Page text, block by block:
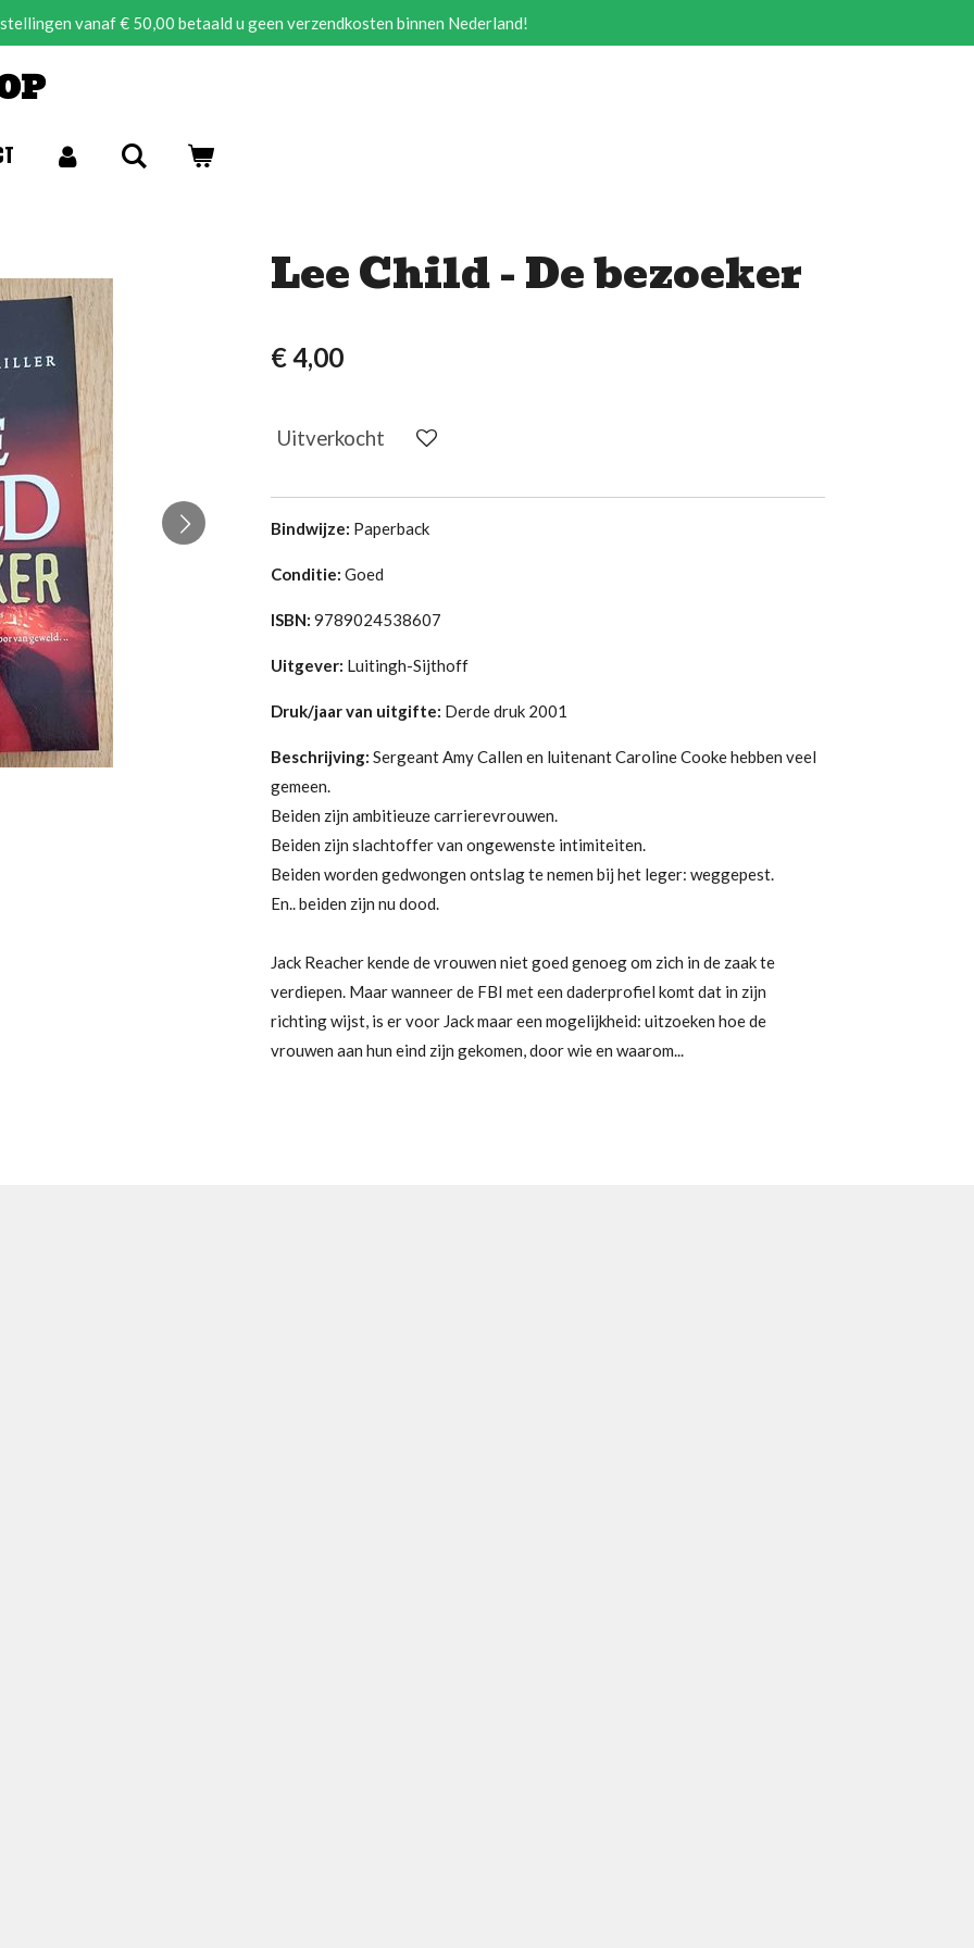
vanaf € 50,00 betaald u geen verzendkosten binnen Nederland!
Lee Child - De bezoeker
€ 4,00
Uitverkocht
Bindwijze: Paperback
Conditie: Goed
ISBN: 9789024538607
Uitgever: Luitingh-Sijthoff
Druk/jaar van uitgifte: Derde druk 2001
Beschrijving: Sergeant Amy Callen en luitenant Caroline Cooke hebben veel
gemeen.
Beiden zijn ambitieuze carrierevrouwen.
Beiden zijn slachtoffer van ongewenste intimiteiten.
Beiden worden gedwongen ontslag te nemen bij het leger: weggepest.
En.. beiden zijn nu dood.
Jack Reacher kende de vrouwen niet goed genoeg om zich in de zaak te
verdiepen. Maar wanneer de FBI met een daderprofiel komt dat in zijn
richting wijst, is er voor Jack maar een mogelijkheid: uitzoeken hoe de
vrouwen aan hun eind zijn gekomen, door wie en waarom...